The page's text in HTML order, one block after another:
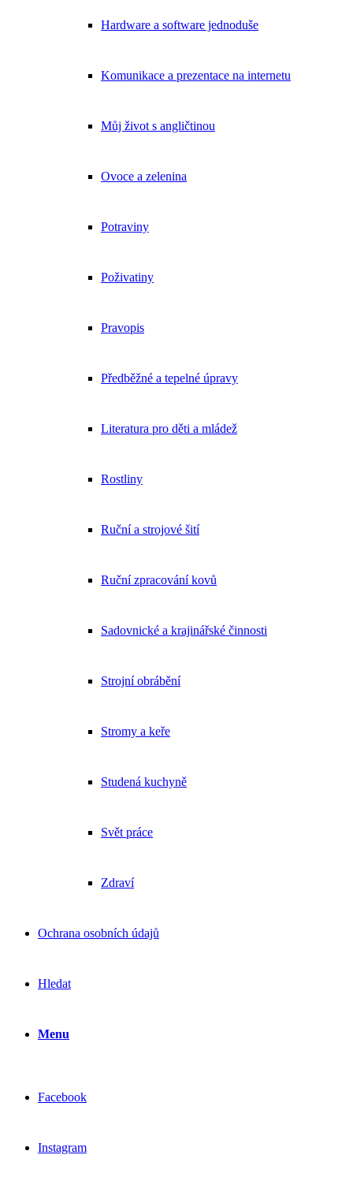
Hardware a software jednoduše
Komunikace a prezentace na internetu
Můj život s angličtinou
Ovoce a zelenina
Potraviny
Poživatiny
Pravopis
Předběžné a tepelné úpravy
Literatura pro děti a mládež
Rostliny
Ruční a strojové šití
Ruční zpracování kovů
Sadovnické a krajinářské činnosti
Strojní obrábění
Stromy a keře
Studená kuchyně
Svět práce
Zdraví
Ochrana osobních údajů
Hledat
Menu
Facebook
Instagram